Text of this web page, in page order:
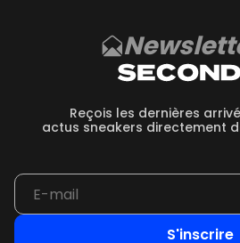
Reçois les dernières
actus sneakers directement
S'inscrire